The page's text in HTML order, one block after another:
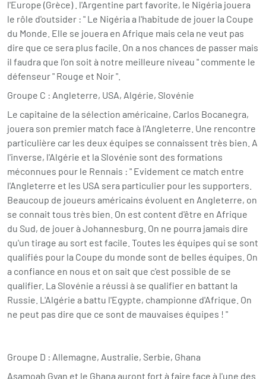
l'Europe (Grèce) . l'Argentine part favorite, le Nigéria jouera
le rôle d'outsider : " Le Nigéria a l'habitude de jouer la Coupe
du Monde. Elle se jouera en Afrique mais cela ne veut pas
dire que ce sera plus facile. On a nos chances de passer mais
il faudra que l'on soit à notre meilleure niveau " commente le
défenseur " Rouge et Noir ".
Groupe C : Angleterre, USA, Algérie, Slovénie
Le capitaine de la sélection américaine, Carlos Bocanegra,
jouera son premier match face à l'Angleterre. Une rencontre
particulière car les deux équipes se connaissent très bien. A
l'inverse, l'Algérie et la Slovénie sont des formations
méconnues pour le Rennais : " Evidement ce match entre
l'Angleterre et les USA sera particulier pour les supporters.
Beaucoup de joueurs américains évoluent en Angleterre, on
se connait tous très bien. On est content d'être en Afrique
du Sud, de jouer à Johannesburg. On ne pourra jamais dire
qu'un tirage au sort est facile. Toutes les équipes qui se sont
qualifiés pour la Coupe du monde sont de belles équipes. On
a confiance en nous et on sait que c'est possible de se
qualifier. La Slovénie a réussi à se qualifier en battant la
Russie. L'Algérie a battu l'Egypte, championne d'Afrique. On
ne peut pas dire que ce sont de mauvaises équipes ! "
Groupe D : Allemagne, Australie, Serbie, Ghana
Asamoah Gyan et le Ghana auront fort à faire face à l'une des